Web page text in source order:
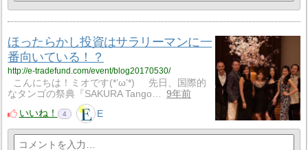
ほったらかし投資はサラリーマンに一
番向いている！？
http://e-tradefund.com/event/blog20170530/
こんにちは！ミオです(*’ω’*) 先日、国際的
なタンゴの祭典『SAKURA Tango…
9年前
いいね！
4 E